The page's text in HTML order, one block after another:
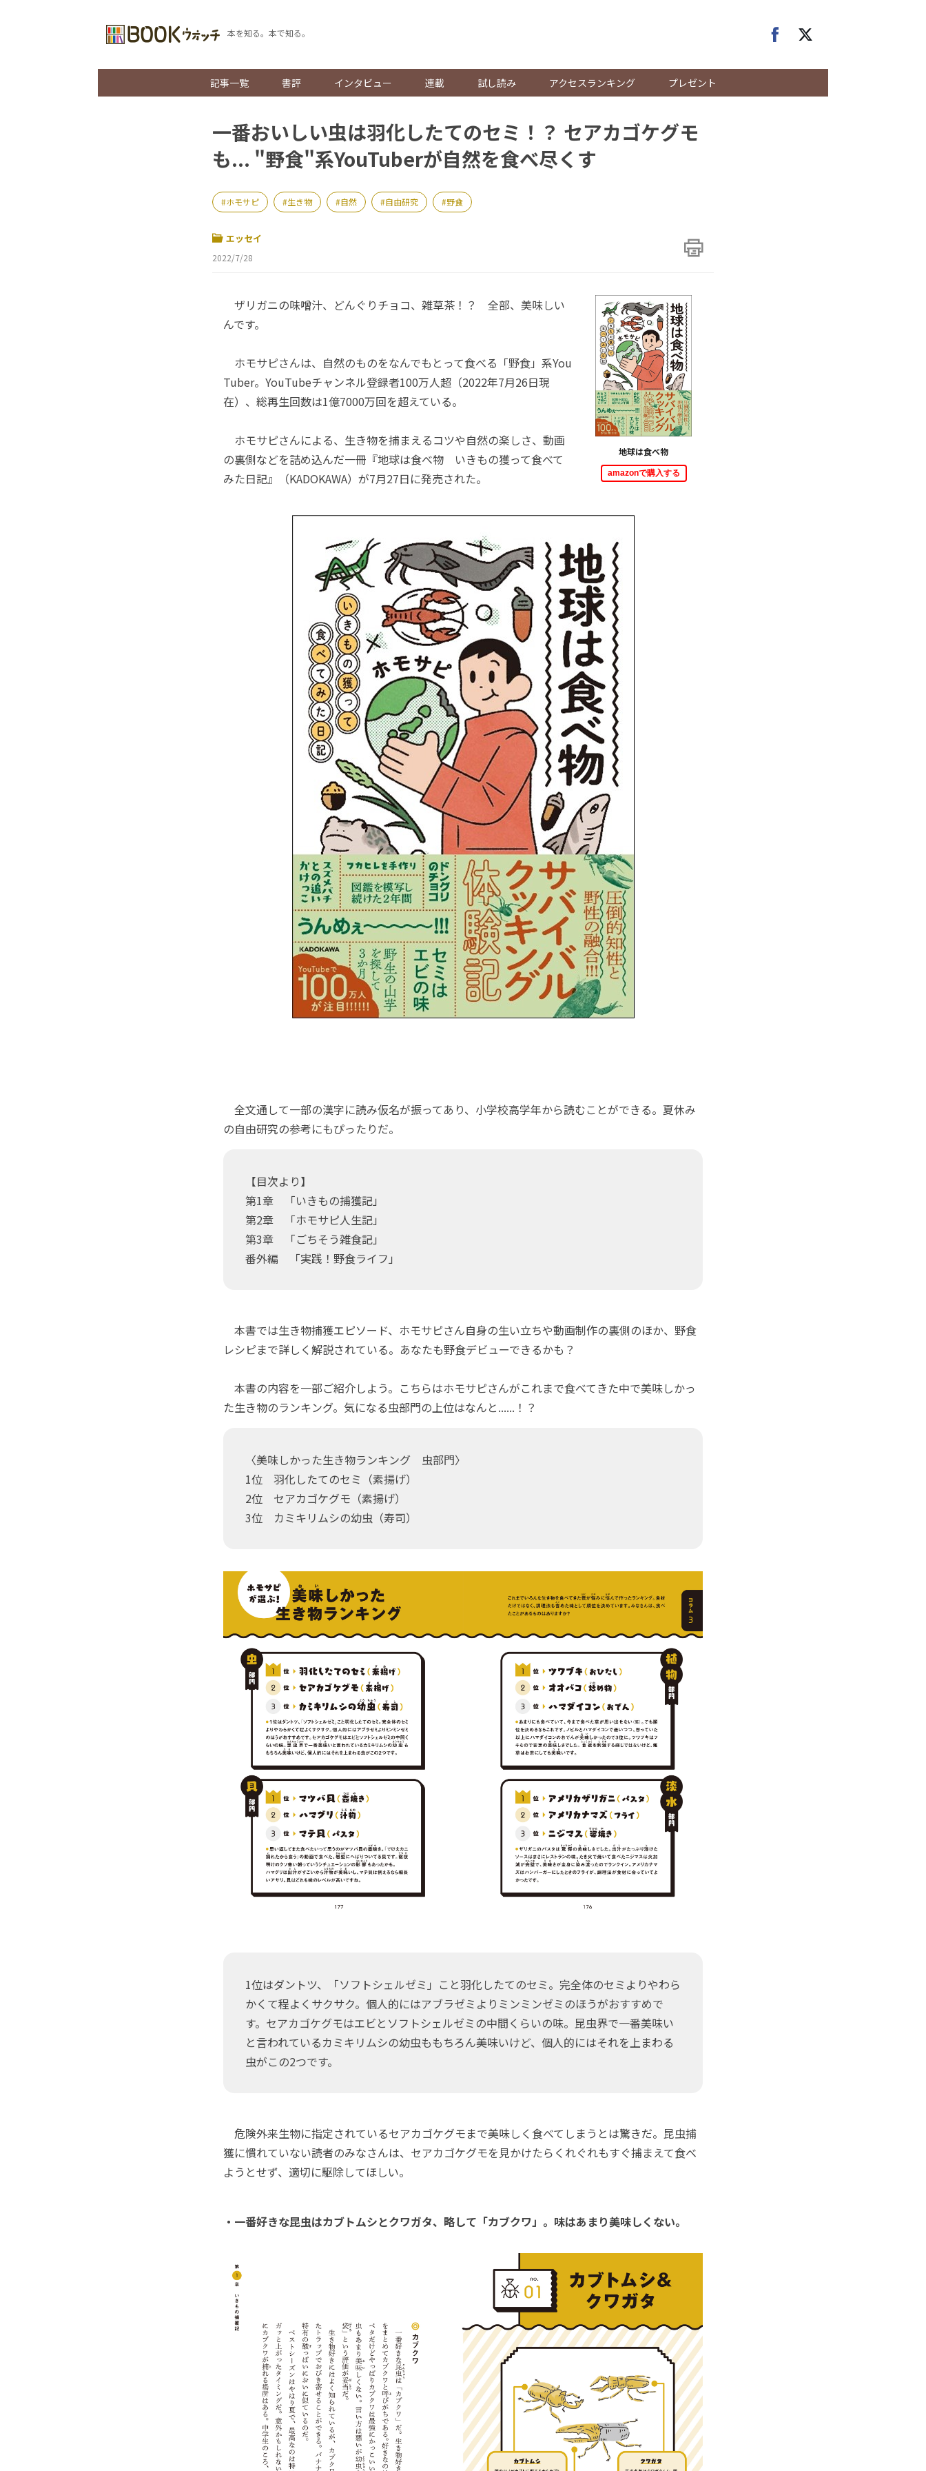
本を知る。本で知る。
記事一覧 書評 インタビュー 連載 試し読み アクセスランキング プレゼント
一番おいしい虫は羽化したてのセミ！？ セアカゴケグモ
も... "野食"系YouTuberが自然を食べ尽くす
ホモサピ 生き物 自然 自由研究 野食
エッセイ
2022/7/28
地球は食べ物
amazonで購入する
ザリガニの味噌汁、どんぐりチョコ、雑草茶！？ 全部、美味しい
んです。
ホモサピさんは、自然のものをなんでもとって食べる「野食」系You
Tuber。YouTubeチャンネル登録者100万人超（2022年7月26日現
在）、総再生回数は1億7000万回を超えている。
ホモサピさんによる、生き物を捕まえるコツや自然の楽しさ、動画
の裏側などを詰め込んだ一冊『地球は食べ物 いきもの獲って食べて
みた日記』（KADOKAWA）が7月27日に発売された。
全文通して一部の漢字に読み仮名が振ってあり、小学校高学年から読むことができる。夏休み
の自由研究の参考にもぴったりだ。
【目次より】
第1章 「いきもの捕獲記」
第2章 「ホモサピ人生記」
第3章 「ごちそう雑食記」
番外編 「実践！野食ライフ」
本書では生き物捕獲エピソード、ホモサピさん自身の生い立ちや動画制作の裏側のほか、野食
レシピまで詳しく解説されている。あなたも野食デビューできるかも？
本書の内容を一部ご紹介しよう。こちらはホモサピさんがこれまで食べてきた中で美味しかっ
た生き物のランキング。気になる虫部門の上位はなんと......！？
〈美味しかった生き物ランキング 虫部門〉
1位 羽化したてのセミ（素揚げ）
2位 セアカゴケグモ（素揚げ）
3位 カミキリムシの幼虫（寿司）
1位はダントツ、「ソフトシェルゼミ」こと羽化したてのセミ。完全体のセミよりやわら
かくて程よくサクサク。個人的にはアブラゼミよりミンミンゼミのほうがおすすめで
す。セアカゴケグモはエビとソフトシェルゼミの中間くらいの味。昆虫界で一番美味い
と言われているカミキリムシの幼虫ももちろん美味いけど、個人的にはそれを上まわる
虫がこの2つです。
危険外来生物に指定されているセアカゴケグモまで美味しく食べてしまうとは驚きだ。昆虫捕
獲に慣れていない読者のみなさんは、セアカゴケグモを見かけたらくれぐれもすぐ捕まえて食べ
ようとせず、適切に駆除してほしい。
・一番好きな昆虫はカブトムシとクワガタ、略して「カブクワ」。味はあまり美味しくない。